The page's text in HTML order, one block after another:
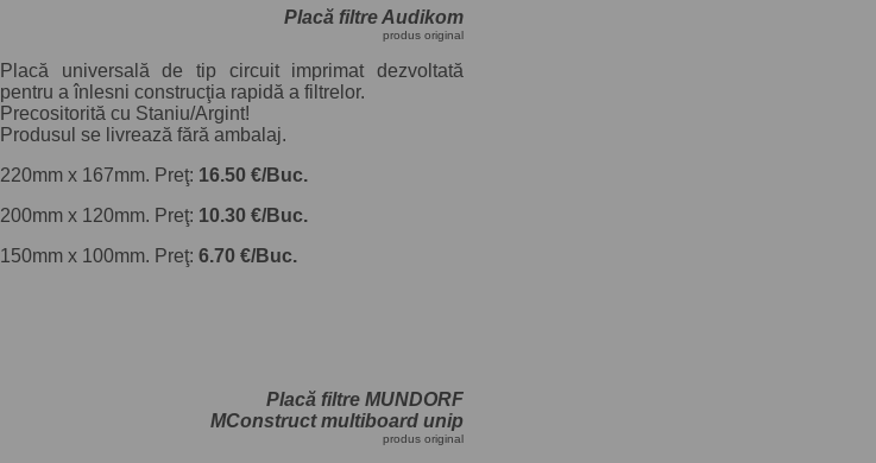
Placă filtre Audikom
produs original
Placă universală de tip circuit imprimat dezvoltată
pentru a înlesni construcţia rapidă a filtrelor.
Precositorită cu Staniu/Argint!
Produsul se livrează fără ambalaj.
220mm x 167mm. Preţ: 16.50 €/Buc.
200mm x 120mm. Preţ: 10.30 €/Buc.
150mm x 100mm. Preţ: 6.70 €/Buc.
Placă filtre MUNDORF
MConstruct multiboard unip
produs original